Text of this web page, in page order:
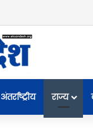
अंतर्राष्ट्रीय राज्य